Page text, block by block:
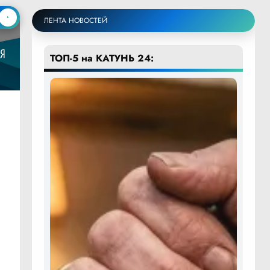
ЛЕНТА НОВОСТЕЙ
ТОП-5 на КАТУНЬ 24: